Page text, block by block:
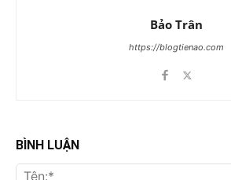
Bảo Trân
https://blogtienao.com
BÌNH LUẬN